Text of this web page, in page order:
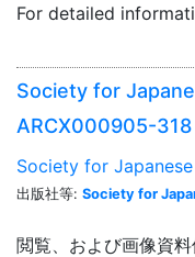
For detailed
Society for
ARCX000905-318
Society for
出版社等: Society for
閲覧、および画像資